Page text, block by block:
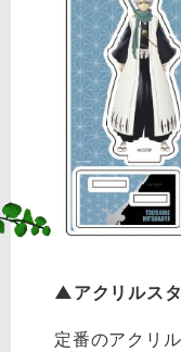
▲アクリルスタ
定番のアクリ